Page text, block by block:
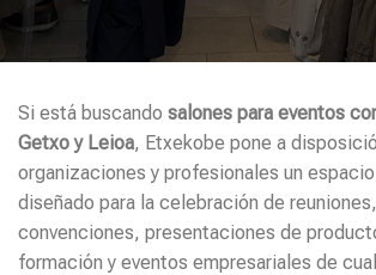
Si está buscando salones para eventos
Getxo y Leioa, Etxekobe pone a
organizaciones y profesionales un
diseñado para la celebración de
convenciones, presentaciones de
formación y eventos empresariales de